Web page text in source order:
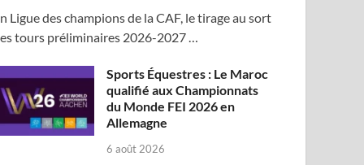
Ligue des champions de la CAF, le tirage au sort
tours préliminaires 2026-2027 …
Sports Équestres : Le Maroc
qualifié aux Championnats
du Monde FEI 2026 en
Allemagne
6 août 2026